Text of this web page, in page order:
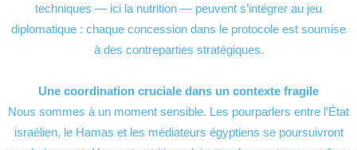
techniques — ici la nutrition — peuvent s’intégrer au jeu
diplomatique : chaque concession dans le protocole est soumise
à des contreparties stratégiques.
Une coordination cruciale dans un contexte fragile
Nous sommes à un moment sensible. Les pourparlers entre l’État
israélien, le Hamas et les médiateurs égyptiens se poursuivront